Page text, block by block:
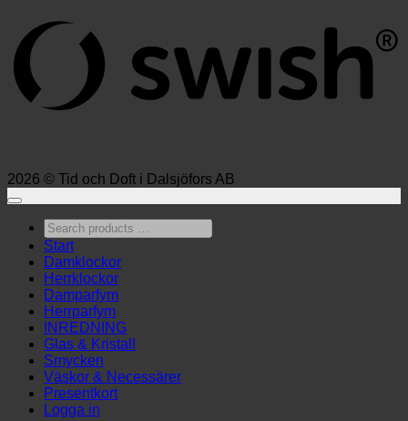
2026 © Tid och Doft i Dalsjöfors AB
Search
products
…
Start
Damklockor
Herrklockor
Damparfym
Herrparfym
INREDNING
Glas & Kristall
Smycken
Väskor & Necessärer
Presentkort
Logga in